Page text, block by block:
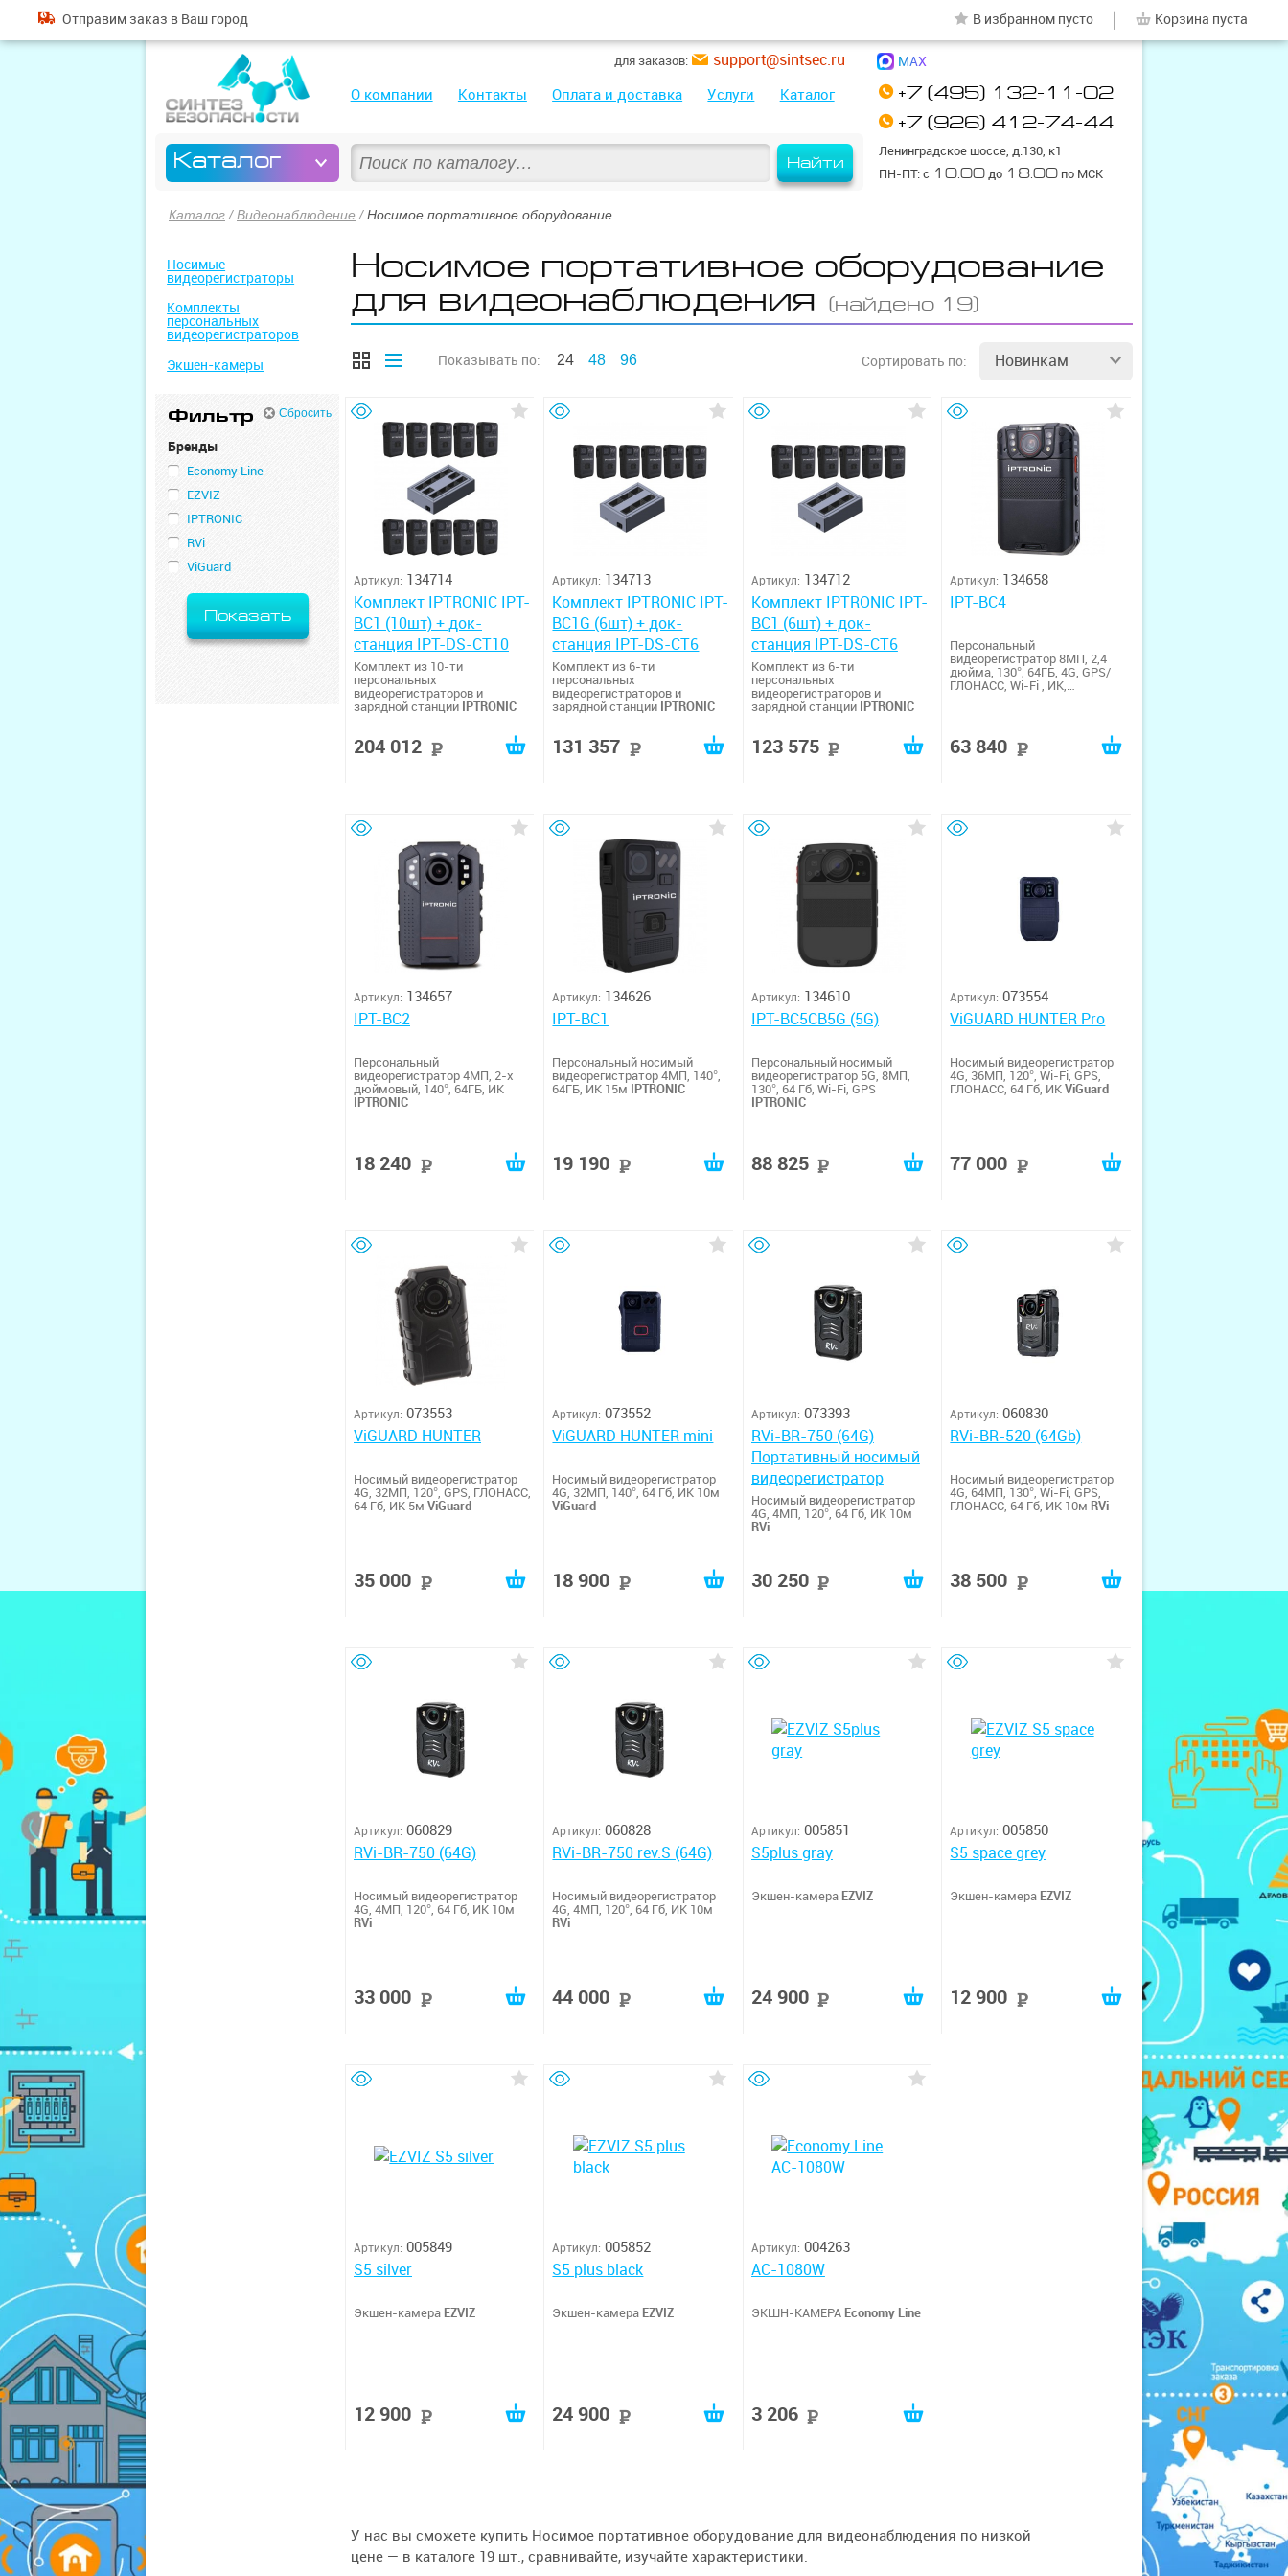
Найти
О компании Контакты Оплата и доставка Услуги Каталог
Каталог
+7 (495) 132-11-02
+7 (926) 412-74-44
Ленинградское шоссе, д.130, к1
ПН-ПТ: с 10:00 до 18:00 по МСК
для заказов: support@sintsec.ru MAX
Отправим заказ в Ваш город В избранном пусто Корзина пуста
Каталог /Видеонаблюдение /Носимое портативное оборудование
Носимое портативное оборудование
для видеонаблюдения
(найдено 19)
Носимые
видеорегистраторы
Комплекты
персональных
видеорегистраторов
Экшен-камеры
Фильтр Сбросить
Бренды
Economy Line
EZVIZ
IPTRONIC
RVi
ViGuard
Показать
Показывать по: 24 48 96 Сортировать по: Новинкам
Артикул: 134714
Комплект IPTRONIC IPT-
BC1 (10шт) + док-
станция IPT-DS-CT10
Комплект из 10-ти
персональных
видеорегистраторов и
зарядной станции IPTRONIC
204 012
Артикул: 134713
Комплект IPTRONIC IPT-
BC1G (6шт) + док-
станция IPT-DS-CT6
Комплект из 6-ти
персональных
видеорегистраторов и
зарядной станции IPTRONIC
131 357
Артикул: 134712
Комплект IPTRONIC IPT-
BC1 (6шт) + док-
станция IPT-DS-CT6
Комплект из 6-ти
персональных
видеорегистраторов и
зарядной станции IPTRONIC
123 575
Артикул: 134658
IPT-BC4
Персональный
видеорегистратор 8МП, 2,4
дюйма, 130°, 64ГБ, 4G, GPS/
ГЛОНАСС, Wi-Fi , ИК,
63 840
Артикул: 134657
IPT-BC2
Персональный
видеорегистратор 4МП, 2-х
дюймовый, 140°, 64ГБ, ИК
IPTRONIC
18 240
Артикул: 134626
IPT-BC1
Персональный носимый
видеорегистратор 4МП, 140°,
64ГБ, ИК 15м IPTRONIC
19 190
Артикул: 134610
IPT-BC5CB5G (5G)
Персональный носимый
видеорегистратор 5G, 8МП,
130°, 64 Гб, Wi-Fi, GPS
IPTRONIC
88 825
Артикул: 073554
ViGUARD HUNTER Pro
Носимый видеорегистратор
4G, 36МП, 120°, Wi-Fi, GPS,
ГЛОНАСС, 64 Гб, ИКViGuard
77 000
Артикул: 073553
ViGUARD HUNTER
Носимый видеорегистратор
4G, 32МП, 120°, GPS, ГЛОНАСС,
64 Гб, ИК 5м ViGuard
35 000
Артикул: 073552
ViGUARD HUNTER mini
Носимый видеорегистратор
4G, 32МП, 140°, 64 Гб, ИК 10м
ViGuard
18 900
Артикул: 073393
RVi-BR-750 (64G)
Портативный носимый
видеорегистратор
Носимый видеорегистратор
4G, 4МП, 120°, 64 Гб, ИК 10м
RVi
30 250
Артикул: 060830
RVi-BR-520 (64Gb)
Носимый видеорегистратор
4G, 64МП, 130°, Wi-Fi, GPS,
ГЛОНАСС, 64 Гб, ИК 10м RVi
38 500
Артикул: 060829
RVi-BR-750 (64G)
Носимый видеорегистратор
4G, 4МП, 120°, 64 Гб, ИК 10м
RVi
33 000
Артикул: 060828
RVi-BR-750 rev.S (64G)
Носимый видеорегистратор
4G, 4МП, 120°, 64 Гб, ИК 10м
RVi
44 000
Артикул: 005851
S5plus gray
Экшен-камера EZVIZ
24 900
Артикул: 005850
S5 space grey
Экшен-камера EZVIZ
12 900
Артикул: 005849
S5 silver
Экшен-камера EZVIZ
12 900
Артикул: 005852
S5 plus black
Экшен-камера EZVIZ
24 900
Артикул: 004263
AC-1080W
ЭКШН-КАМЕРА Economy Line
3 206
У нас вы сможете купить Носимое портативное оборудование для видеонаблюдения по низкой
цене — в каталоге 19 шт., сравнивайте, изучайте характеристики.